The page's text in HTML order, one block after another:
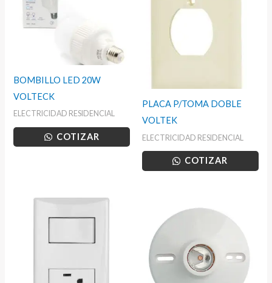
BOMBILLO LED 20W
VOLTECK
ELECTRICIDAD RESIDENCIAL
COTIZAR
PLACA P/TOMA DOBLE
VOLTEK
ELECTRICIDAD RESIDENCIAL
COTIZAR